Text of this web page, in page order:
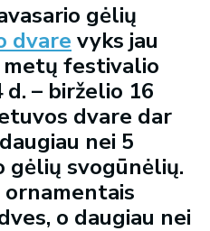
gėlių
dvare vyks jau
festivalio
– birželio 16
dvare dar
nei 5
gėlių svogūnėlių.
ornamentais
o daugiau nei